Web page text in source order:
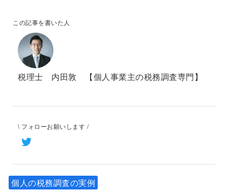
この記事を書いた人
税理士 内田敦 【個人事業主の税務調査専門】
\ フォローお願いします /
個人の税務調査の実例